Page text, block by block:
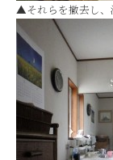
▲それらを撤去し、